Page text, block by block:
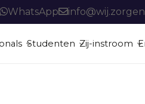
WhatsApp
Studenten Zij-instroom